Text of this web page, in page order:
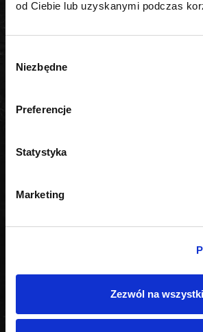
od Ciebie lub uzyskanymi podczas
zgody
Niezbędne
Preferencje
Statystyka
Marketing
Zezwól na
PODOBNE